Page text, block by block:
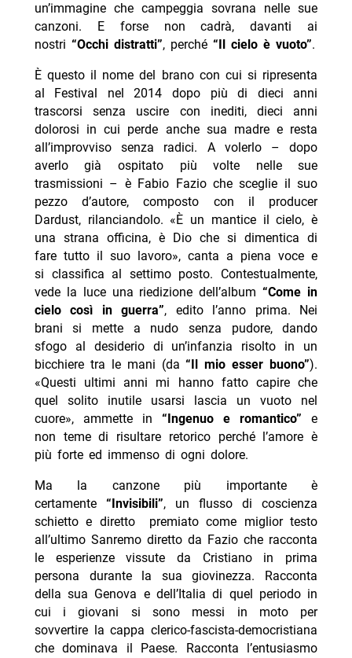
un’immagine che campeggia sovrana nelle sue
canzoni. E forse non cadrà, davanti ai
nostri “Occhi distratti”, perché“Il cielo è vuoto”.
È questo il nome del brano con cui si ripresenta
al Festival nel 2014 dopo più di dieci anni
trascorsi senza uscire con inediti, dieci anni
dolorosi in cui perde anche sua madre e resta
all’improvviso senza radici. A volerlo – dopo
averlo già ospitato più volte nelle sue
trasmissioni – è Fabio Fazio che sceglie il suo
pezzo d’autore, composto con il producer
Dardust, rilanciandolo. «È un mantice il cielo, è
una strana officina, è Dio che si dimentica di
fare tutto il suo lavoro», canta a piena voce e
si classifica al settimo posto. Contestualmente,
vede la luce una riedizione dell’album“Come in
cielo così in guerra”, edito l’anno prima. Nei
brani si mette a nudo senza pudore, dando
sfogo al desiderio di un’infanzia risolto in un
bicchiere tra le mani (da“Il mio esser buono”).
«Questi ultimi anni mi hanno fatto capire che
quel solito inutile usarsi lascia un vuoto nel
cuore», ammette in “Ingenuo e romantico” e
non teme di risultare retorico perché l’amore è
più forte ed immenso di ogni dolore.
Ma la canzone più importante è
certamente “Invisibili”, un flusso di coscienza
schietto e diretto premiato come miglior testo
all’ultimo Sanremo diretto da Fazio che racconta
le esperienze vissute da Cristiano in prima
persona durante la sua giovinezza. Racconta
della sua Genova e dell’Italia di quel periodo in
cui i giovani si sono messi in moto per
sovvertire la cappa clerico-fascista-democristiana
che dominava il Paese. Racconta l’entusiasmo